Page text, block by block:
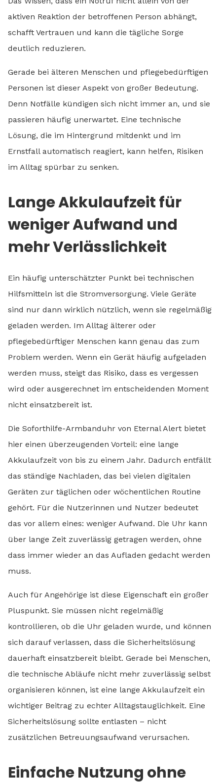
aktiven Reaktion der betroffenen Person abhängt,
schafft Vertrauen und kann die tägliche Sorge
deutlich reduzieren.
Gerade bei älteren Menschen und pflegebedürftigen
Personen ist dieser Aspekt von großer Bedeutung.
Denn Notfälle kündigen sich nicht immer an, und sie
passieren häufig unerwartet. Eine technische
Lösung, die im Hintergrund mitdenkt und im
Ernstfall automatisch reagiert, kann helfen, Risiken
im Alltag spürbar zu senken.
Lange Akkulaufzeit für
weniger Aufwand und
mehr Verlässlichkeit
Ein häufig unterschätzter Punkt bei technischen
Hilfsmitteln ist die Stromversorgung. Viele Geräte
sind nur dann wirklich nützlich, wenn sie regelmäßig
geladen werden. Im Alltag älterer oder
pflegebedürftiger Menschen kann genau das zum
Problem werden. Wenn ein Gerät häufig aufgeladen
werden muss, steigt das Risiko, dass es vergessen
wird oder ausgerechnet im entscheidenden Moment
nicht einsatzbereit ist.
Die Soforthilfe-Armbanduhr von Eternal Alert bietet
hier einen überzeugenden Vorteil: eine lange
Akkulaufzeit von bis zu einem Jahr. Dadurch entfällt
das ständige Nachladen, das bei vielen digitalen
Geräten zur täglichen oder wöchentlichen Routine
gehört. Für die Nutzerinnen und Nutzer bedeutet
das vor allem eines: weniger Aufwand. Die Uhr kann
über lange Zeit zuverlässig getragen werden, ohne
dass immer wieder an das Aufladen gedacht werden
muss.
Auch für Angehörige ist diese Eigenschaft ein großer
Pluspunkt. Sie müssen nicht regelmäßig
kontrollieren, ob die Uhr geladen wurde, und können
sich darauf verlassen, dass die Sicherheitslösung
dauerhaft einsatzbereit bleibt. Gerade bei Menschen,
die technische Abläufe nicht mehr zuverlässig selbst
organisieren können, ist eine lange Akkulaufzeit ein
wichtiger Beitrag zu echter Alltagstauglichkeit. Eine
Sicherheitslösung sollte entlasten – nicht
zusätzlichen Betreuungsaufwand verursachen.
Einfache Nutzung ohne